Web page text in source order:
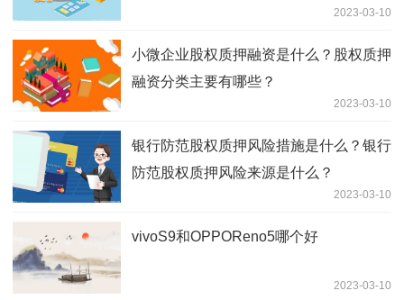
2023-03-10
小微企业股权质押融资是什么？股权质押
融资分类主要有哪些？
2023-03-10
银行防范股权质押风险措施是什么？银行
防范股权质押风险来源是什么？
2023-03-10
vivoS9和OPPOReno5哪个好
2023-03-10